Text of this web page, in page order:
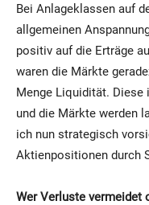
Bei Anlageklassen auf
allgemeinen
positiv auf die Erträge
waren die Märkte
Menge Liquidität. Diese
und die Märkte werden
ich nun strategisch
Aktienpositionen durch
Wer Verluste vermeidet